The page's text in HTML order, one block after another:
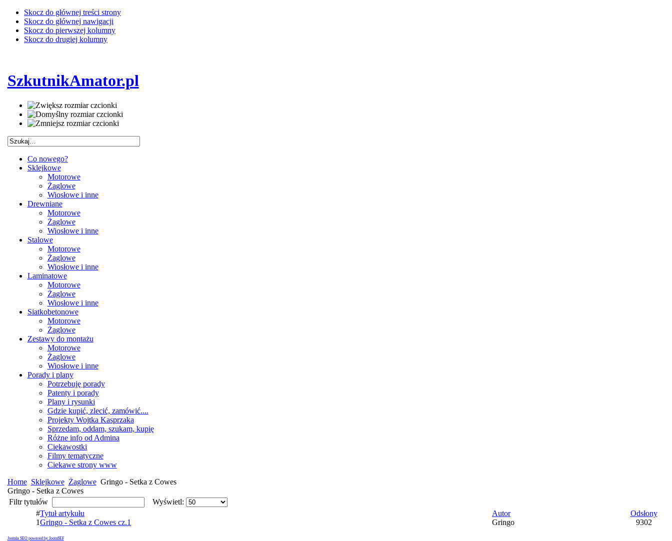
Skocz do głównej treści strony
Skocz do głównej nawigacji
Skocz do pierwszej kolumny
Skocz do drugiej kolumny
SzkutnikAmator.pl
Co nowego?
Sklejkowe
Motorowe
Żaglowe
Wiosłowe i inne
Drewniane
Motorowe
Żaglowe
Wiosłowe i inne
Stalowe
Motorowe
Żaglowe
Wiosłowe i inne
Laminatowe
Motorowe
Żaglowe
Wiosłowe i inne
Siatkobetonowe
Motorowe
Żaglowe
Zestawy do montażu
Motorowe
Żaglowe
Wiosłowe i inne
Porady i plany
Potrzebuję porady
Patenty i porady
Plany i rysunki
Gdzie kupić, zlecić, zamówić....
Projekty Wojtka Kasprzaka
Sprzedam, oddam, szukam, kupię
Różne info od Admina
Ciekawostki
Filmy tematyczne
Ciekawe strony www
Home Sklejkowe Żaglowe Gringo - Setka z Cowes
Gringo - Setka z Cowes
Filtr tytułów
Wyświetl:
#Tytuł artykułu Autor
Odsłony
1Gringo - Setka z Cowes cz.1 Gringo 9302
Joomla SEO powered by JoomSEF